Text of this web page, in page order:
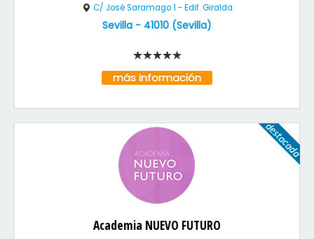
C/ José Saramago 1 - Edif. Giralda
Sevilla - 41010 (Sevilla)
más información
Academia NUEVO FUTURO